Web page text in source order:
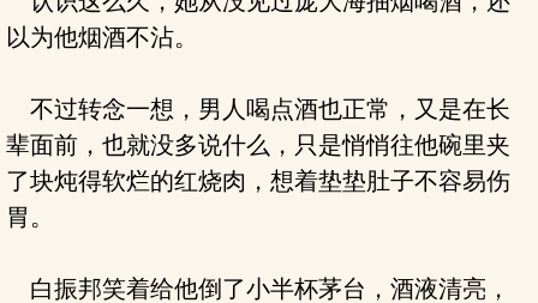
以为他烟酒不沾。
不过转念一想，男人喝点酒也正常，又是在长
辈面前，也就没多说什么，只是悄悄往他碗里夹
了块炖得软烂的红烧肉，想着垫垫肚子不容易伤
胃。
白振邦笑着给他倒了小半杯茅台，酒液清亮，